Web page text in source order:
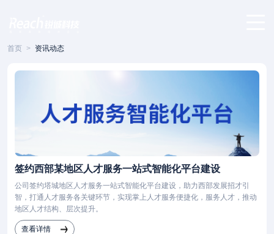
首页 > 资讯动态
签约西部某地区人才服务一站式智能化平台建设
公司签约塔城地区人才服务一站式智能化平台建设，助力西部发展招才引
智，打通人才服务各关键环节，实现掌上人才服务便捷化，服务人才，推动
地区人才结构、层次提升。
查看详情